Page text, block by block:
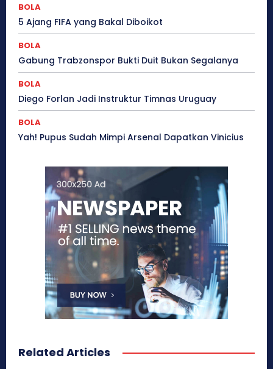
BOLA
5 Ajang FIFA yang Bakal Diboikot
BOLA
Gabung Trabzonspor Bukti Duit Bukan Segalanya
BOLA
Diego Forlan Jadi Instruktur Timnas Uruguay
BOLA
Yah! Pupus Sudah Mimpi Arsenal Dapatkan Vinicius
Related Articles